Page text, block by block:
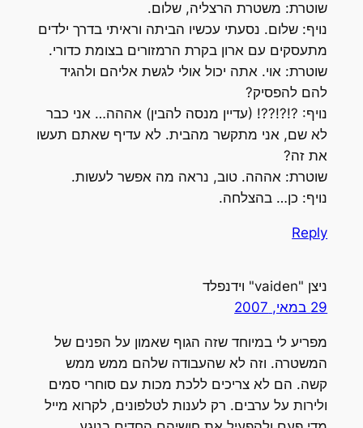
שוטרת: משטרת הרצליה, שלום.
נויף: שלום. נסעתי עכשיו הביתה וראיתי בדרך ילדים
מתעסקים עם ארון בקרת הרמזורים בצומת כדורי.
שוטרת: אוי. אתה יכול אולי לגשת אליהם ולהגיד
להם להפסיק?
נויף: ?!?!??! (עדיין מנסה להבין) אההה… אני כבר
לא שם, אני מתקשר מהבית. לא עדיף שאתם תעשו
את זה?
שוטרת: אההה. טוב, נראה מה אפשר לעשות.
נויף: כן… בהצלחה.
Reply
ניצן "vaiden" וידנפלד
29 במאי, 2007
מפריע לי במיוחד שזה הגוף שאמון על הפנים של
המשטרה. וזה לא שהעבודה שלהם ממש ממש
קשה. הם לא צריכים ללכת מכות עם סוחרי סמים
ולירות על ערבים. רק לענות לטלפונים, לקרוא מייל